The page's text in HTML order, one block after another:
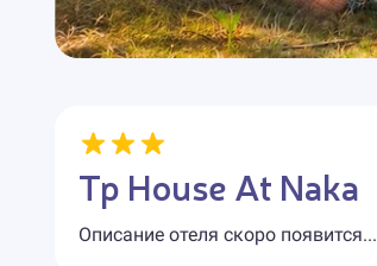
Tp House At Naka
Описание отеля скоро появится...